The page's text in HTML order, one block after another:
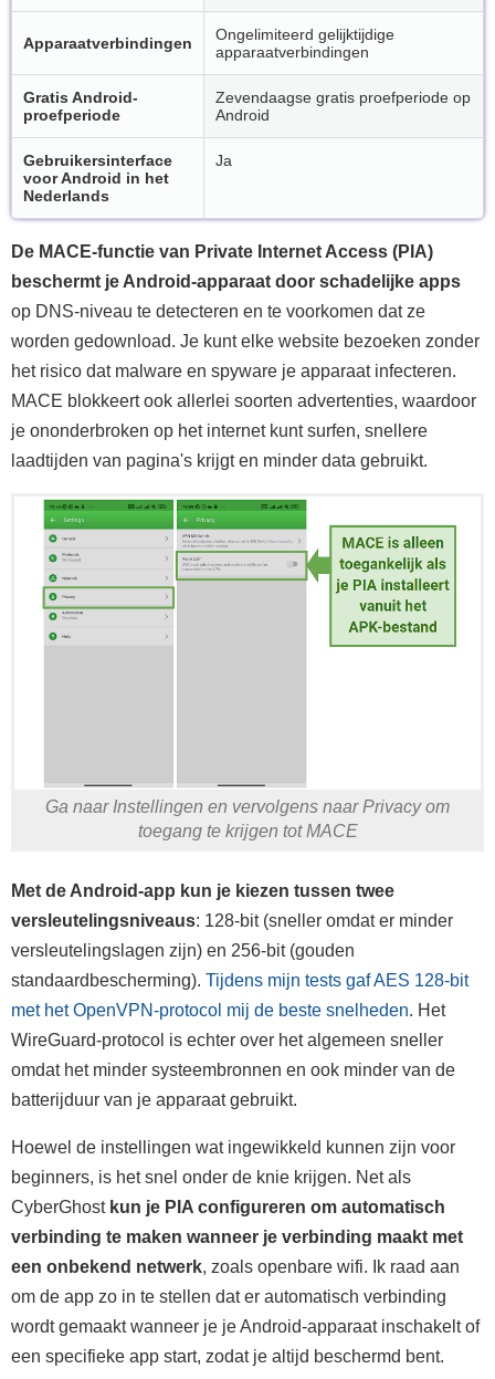
Apparaatverbindingen
Ongelimiteerd gelijktijdige
apparaatverbindingen
Gratis Android-
proefperiode
Zevendaagse gratis proefperiode op
Android
Gebruikersinterface
voor Android in het
Nederlands
Ja
De MACE-functie van Private Internet Access (PIA)
beschermt je Android-apparaat door schadelijke apps
op DNS-niveau te detecteren en te voorkomen dat ze
worden gedownload. Je kunt elke website bezoeken zonder
het risico dat malware en spyware je apparaat infecteren.
MACE blokkeert ook allerlei soorten advertenties, waardoor
je ononderbroken op het internet kunt surfen, snellere
laadtijden van pagina's krijgt en minder data gebruikt.
Ga naar Instellingen en vervolgens naar Privacy om
toegang te krijgen tot MACE
Met de Android-app kun je kiezen tussen twee
versleutelingsniveaus: 128-bit (sneller omdat er minder
versleutelingslagen zijn) en 256-bit (gouden
standaardbescherming). Tijdens mijn tests gaf AES 128-bit
met het OpenVPN-protocol mij de beste snelheden. Het
WireGuard-protocol is echter over het algemeen sneller
omdat het minder systeembronnen en ook minder van de
batterijduur van je apparaat gebruikt.
Hoewel de instellingen wat ingewikkeld kunnen zijn voor
beginners, is het snel onder de knie krijgen. Net als
CyberGhost kun je PIA configureren om automatisch
verbinding te maken wanneer je verbinding maakt met
een onbekend netwerk, zoals openbare wifi. Ik raad aan
om de app zo in te stellen dat er automatisch verbinding
wordt gemaakt wanneer je je Android-apparaat inschakelt of
een specifieke app start, zodat je altijd beschermd bent.